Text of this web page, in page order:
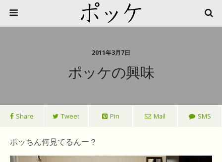
2011年3月7日
ポッケの興味
Share Tweet Pin Mail SMS
ポッちん何見てるんー？